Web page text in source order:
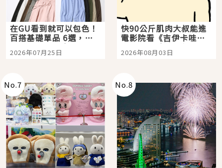
在GU看到就可以包色！
百搭基礎單品 6選，閉
眼全收也不心疼
2026年07月25日
快90公斤肌肉大叔能進
電影院看《吉伊卡哇》
嗎？日本重金屬樂團
「打首」會長與nagano
2026年08月03日
No.7 No.8